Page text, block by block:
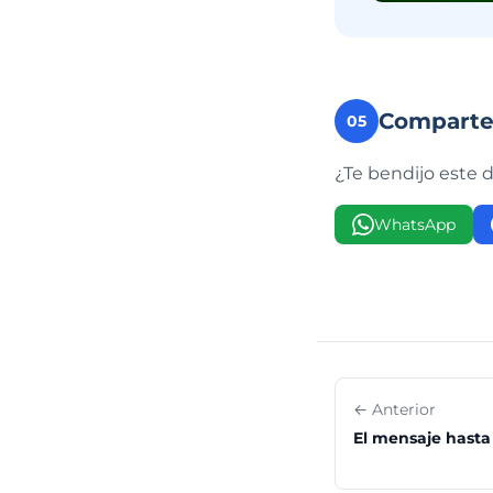
05 Comparte
¿Te bendijo este
WhatsApp
← Anterior
El mensaje